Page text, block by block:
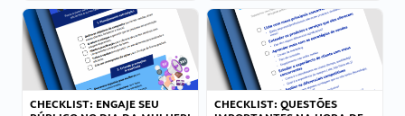
CHECKLIST: ENGAJE SEU
CHECKLIST: QUESTÕES